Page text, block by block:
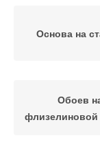
Основа на
Обоев
флизелиновой